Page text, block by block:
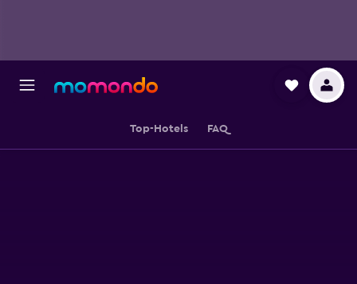
Top-Hotels FAQ